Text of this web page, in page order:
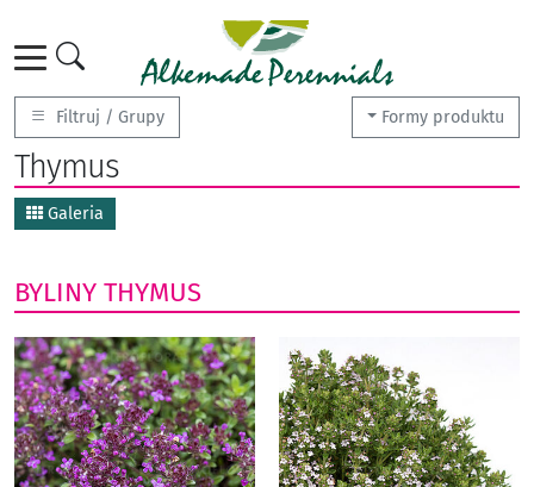
Formy produktu
Filtruj / Grupy
Thymus
Galeria
BYLINY THYMUS